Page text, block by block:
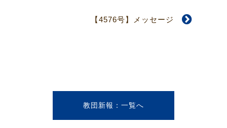
【4576号】メッセージ
教団新報